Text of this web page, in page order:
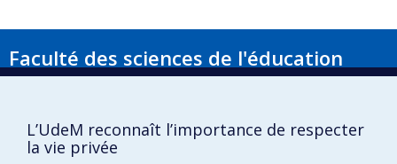
Soutien à l’enseignant et à l’élève en classe
ordinaire;
Faculté des sciences de l'éducation
Montréal (Québec) H2V 2S9
L’UdeM reconnaît l’importance de respecter
la vie privée